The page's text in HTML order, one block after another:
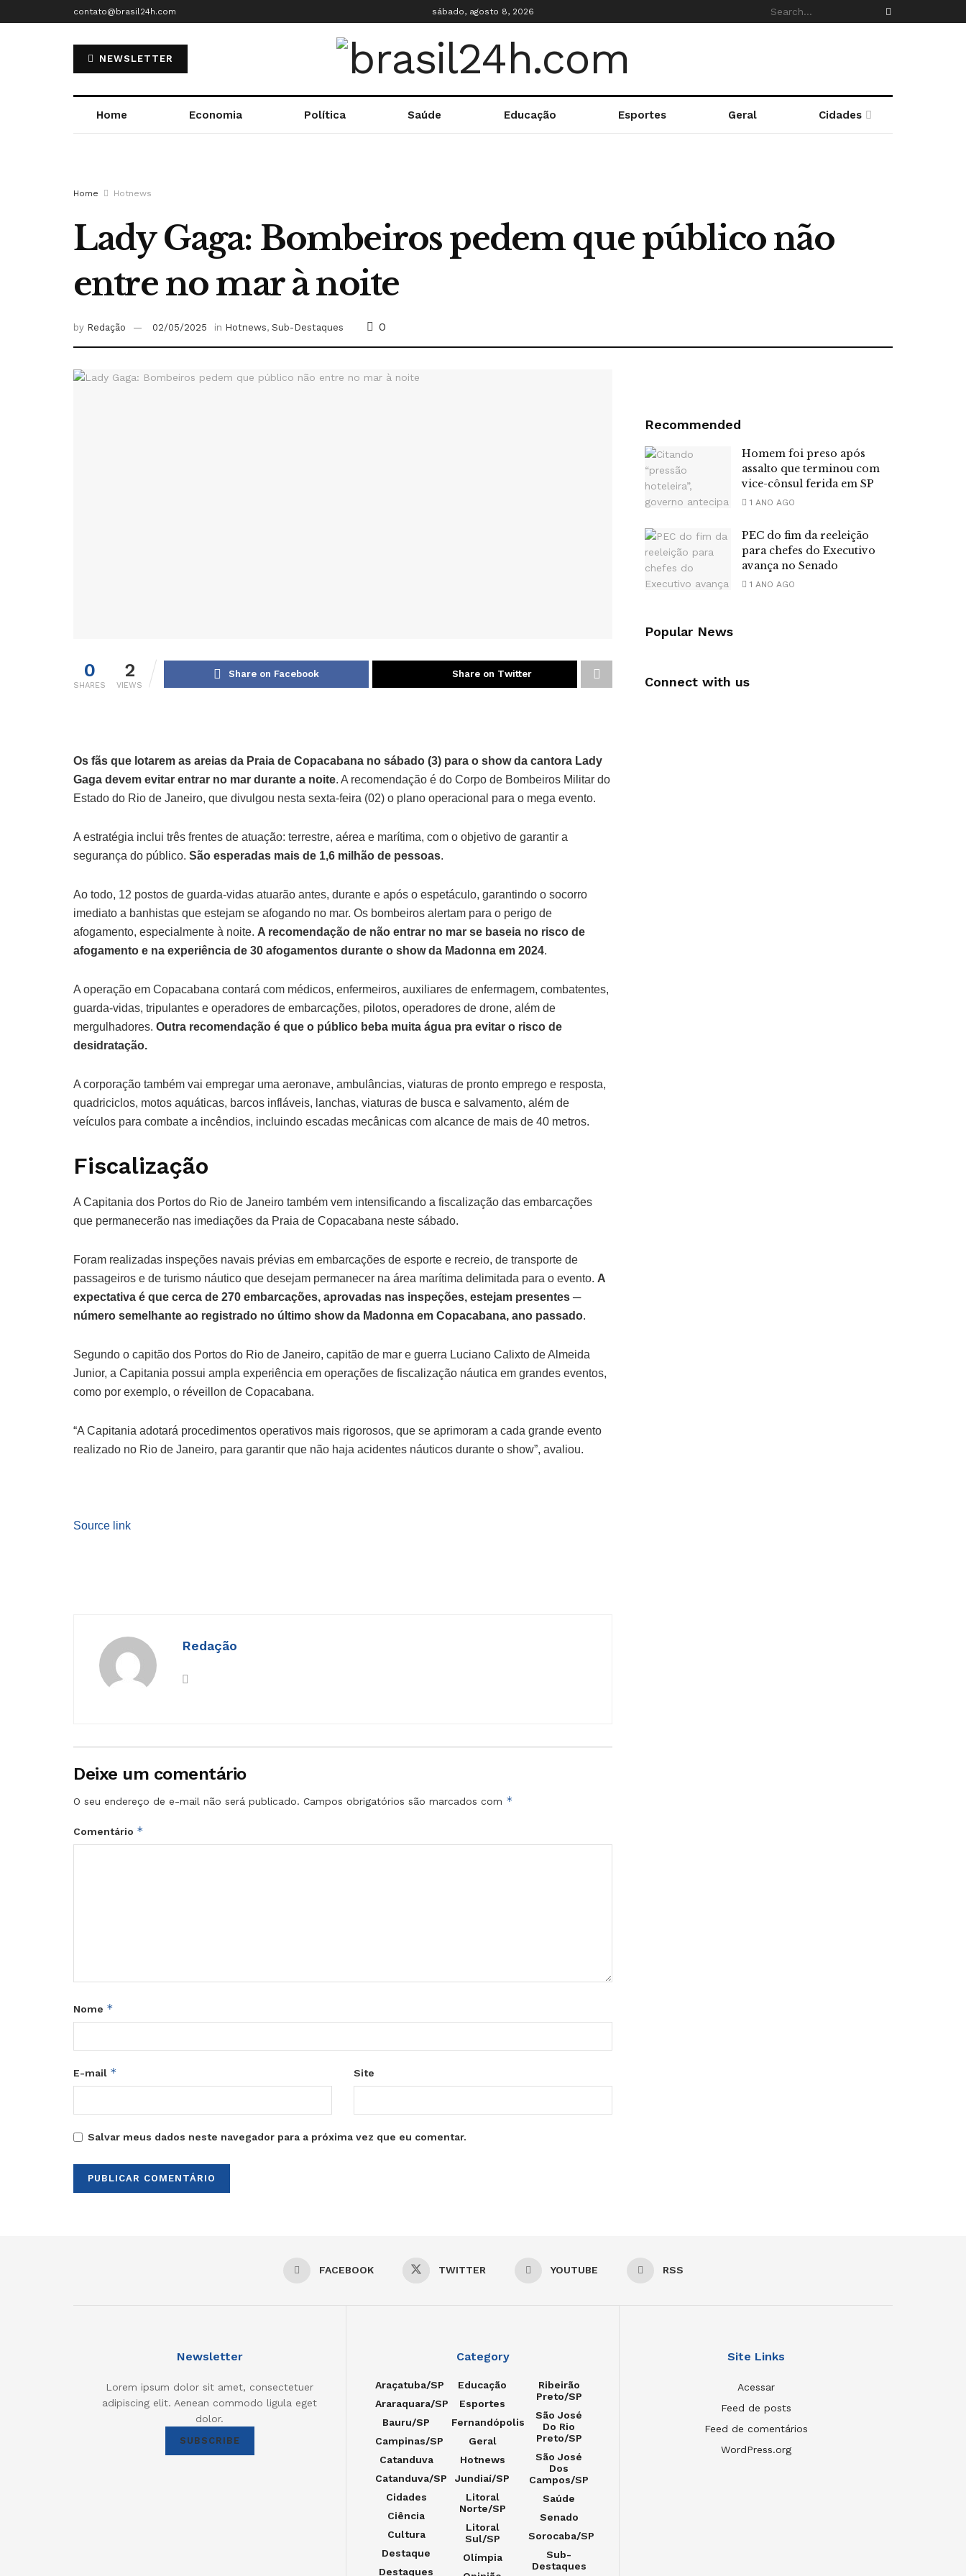
contato@brasil24h.com sábado, agosto 8, 2026
NEWSLETTER
Home Economia Política Saúde Educação Esportes Geral Cidades
Home Hotnews
Lady Gaga: Bombeiros pedem que público não
entre no mar à noite
by Redação 02/05/2025 in Hotnews, Sub-Destaques 0
0
SHARES
2
VIEWS
Share on Facebook Share on Twitter
Os fãs que lotarem as areias da Praia de Copacabana no sábado (3) para o show da cantora Lady
Gaga devem evitar entrar no mar durante a noite. A recomendação é do Corpo de Bombeiros Militar do
Estado do Rio de Janeiro, que divulgou nesta sexta-feira (02) o plano operacional para o mega evento.
A estratégia inclui três frentes de atuação: terrestre, aérea e marítima, com o objetivo de garantir a
segurança do público. São esperadas mais de 1,6 milhão de pessoas.
Ao todo, 12 postos de guarda-vidas atuarão antes, durante e após o espetáculo, garantindo o socorro
imediato a banhistas que estejam se afogando no mar. Os bombeiros alertam para o perigo de
afogamento, especialmente à noite. A recomendação de não entrar no mar se baseia no risco de
afogamento e na experiência de 30 afogamentos durante o show da Madonna em 2024.
A operação em Copacabana contará com médicos, enfermeiros, auxiliares de enfermagem, combatentes,
guarda-vidas, tripulantes e operadores de embarcações, pilotos, operadores de drone, além de
mergulhadores. Outra recomendação é que o público beba muita água pra evitar o risco de
desidratação.
A corporação também vai empregar uma aeronave, ambulâncias, viaturas de pronto emprego e resposta,
quadriciclos, motos aquáticas, barcos infláveis, lanchas, viaturas de busca e salvamento, além de
veículos para combate a incêndios, incluindo escadas mecânicas com alcance de mais de 40 metros.
Fiscalização
A Capitania dos Portos do Rio de Janeiro também vem intensificando a fiscalização das embarcações
que permanecerão nas imediações da Praia de Copacabana neste sábado.
Foram realizadas inspeções navais prévias em embarcações de esporte e recreio, de transporte de
passageiros e de turismo náutico que desejam permanecer na área marítima delimitada para o evento. A
expectativa é que cerca de 270 embarcações, aprovadas nas inspeções, estejam presentes ─
número semelhante ao registrado no último show da Madonna em Copacabana, ano passado.
Segundo o capitão dos Portos do Rio de Janeiro, capitão de mar e guerra Luciano Calixto de Almeida
Junior, a Capitania possui ampla experiência em operações de fiscalização náutica em grandes eventos,
como por exemplo, o réveillon de Copacabana.
“A Capitania adotará procedimentos operativos mais rigorosos, que se aprimoram a cada grande evento
realizado no Rio de Janeiro, para garantir que não haja acidentes náuticos durante o show”, avaliou.
Source link
Redação
Deixe um comentário
O seu endereço de e-mail não será publicado. Campos obrigatórios são marcados com *
Comentário *
Nome *
E-mail * Site
Salvar meus dados neste navegador para a próxima vez que eu comentar.
Recommended
Homem foi preso após
assalto que terminou com
vice-cônsul ferida em SP
1 ANO AGO
PEC do fim da reeleição
para chefes do Executivo
avança no Senado
1 ANO AGO
Popular News
Connect with us
FACEBOOK TWITTER YOUTUBE RSS
Newsletter
Lorem ipsum dolor sit amet, consectetuer
adipiscing elit. Aenean commodo ligula eget
dolor.
SUBSCRIBE
Category
Araçatuba/SP
Araraquara/SP
Bauru/SP
Campinas/SP
Catanduva
Catanduva/SP
Cidades
Ciência
Cultura
Destaque
Destaques
Educação
Esportes
Fernandópolis
Geral
Hotnews
Jundiaí/SP
Litoral
Norte/SP
Litoral
Sul/SP
Olímpia
Ribeirão
Preto/SP
São José
Do Rio
Preto/SP
São José
Dos
Campos/SP
Saúde
Senado
Sorocaba/SP
Sub-
Destaques
Site Links
Acessar
Feed de posts
Feed de comentários
WordPress.org